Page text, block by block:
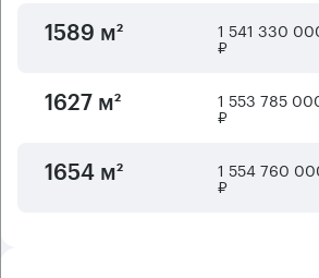
1589 м² 1 541 330
₽
1627 м² 1 553 785
₽
1654 м² 1 554 760
₽